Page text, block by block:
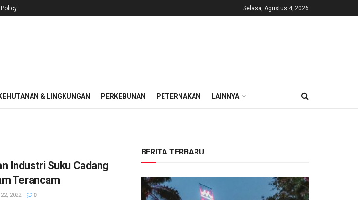
Policy Selasa, Agustus 4, 2026
KEHUTANAN & LINGKUNGAN PERKEBUNAN PETERNAKAN LAINNYA
Industri Suku Cadang
Terancam
2022 0
BERITA TERBARU